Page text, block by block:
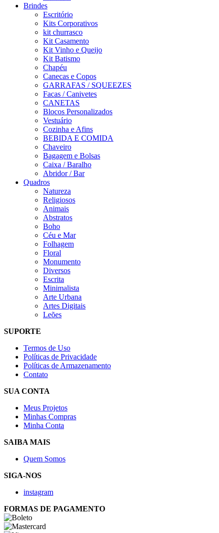
Brindes
Escritório
Kits Corporativos
kit churrasco
Kit Casamento
Kit Vinho e Queijo
Kit Batismo
Chapéu
Canecas e Copos
GARRAFAS / SQUEEZES
Facas / Canivetes
CANETAS
Blocos Personalizados
Vestuário
Cozinha e Afins
BEBIDA E COMIDA
Chaveiro
Bagagem e Bolsas
Caixa / Baralho
Abridor / Bar
Quadros
Natureza
Religiosos
Animais
Abstratos
Boho
Céu e Mar
Folhagem
Floral
Monumento
Diversos
Escrita
Minimalista
Arte Urbana
Artes Digitais
Leões
SUPORTE
Termos de Uso
Políticas de Privacidade
Políticas de Armazenamento
Contato
SUA CONTA
Meus Projetos
Minhas Compras
Minha Conta
SAIBA MAIS
Quem Somos
SIGA-NOS
instagram
FORMAS DE PAGAMENTO